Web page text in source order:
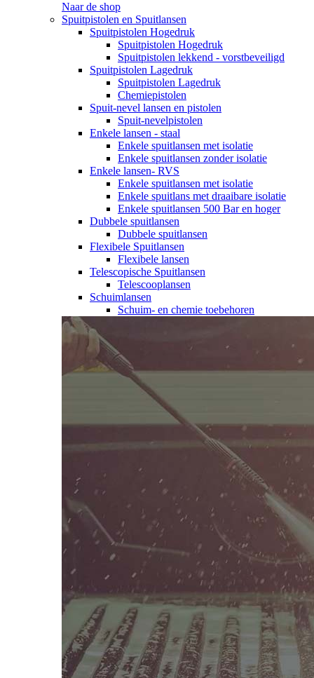
Naar de shop
Spuitpistolen en Spuitlansen
Spuitpistolen Hogedruk
Spuitpistolen Hogedruk
Spuitpistolen lekkend - vorstbeveiligd
Spuitpistolen Lagedruk
Spuitpistolen Lagedruk
Chemiepistolen
Spuit-nevel lansen en pistolen
Spuit-nevelpistolen
Enkele lansen - staal
Enkele spuitlansen met isolatie
Enkele spuitlansen zonder isolatie
Enkele lansen- RVS
Enkele spuitlansen met isolatie
Enkele spuitlans met draaibare isolatie
Enkele spuitlansen 500 Bar en hoger
Dubbele spuitlansen
Dubbele spuitlansen
Flexibele Spuitlansen
Flexibele lansen
Telescopische Spuitlansen
Telescooplansen
Schuimlansen
Schuim- en chemie toebehoren